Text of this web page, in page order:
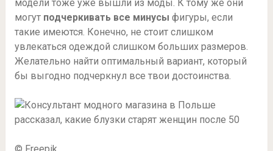
модели тоже уже вышли из моды. К тому же они
могут подчеркивать все минусы фигуры, если
такие имеются. Конечно, не стоит слишком
увлекаться одеждой слишком больших размеров.
Желательно найти оптимальный вариант, который
бы выгодно подчеркнул все твои достоинства.